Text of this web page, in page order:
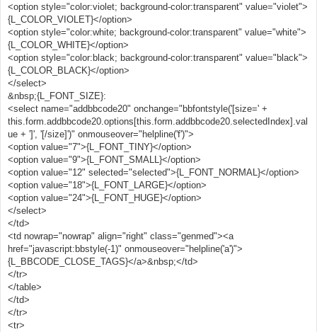
<option style="color:violet; background-color:transparent" value="violet">
{L_COLOR_VIOLET}</option>
<option style="color:white; background-color:transparent" value="white">
{L_COLOR_WHITE}</option>
<option style="color:black; background-color:transparent" value="black">
{L_COLOR_BLACK}</option>
</select>
&nbsp;{L_FONT_SIZE}:
<select name="addbbcode20" onchange="bbfontstyle('[size=' +
this.form.addbbcode20.options[this.form.addbbcode20.selectedIndex].val
ue + ']', '[/size]')" onmouseover="helpline('f')">
<option value="7">{L_FONT_TINY}</option>
<option value="9">{L_FONT_SMALL}</option>
<option value="12" selected="selected">{L_FONT_NORMAL}</option>
<option value="18">{L_FONT_LARGE}</option>
<option value="24">{L_FONT_HUGE}</option>
</select>
</td>
<td nowrap="nowrap" align="right" class="genmed"><a
href="javascript:bbstyle(-1)" onmouseover="helpline('a')">
{L_BBCODE_CLOSE_TAGS}</a>&nbsp;</td>
</tr>
</table>
</td>
</tr>
<tr>